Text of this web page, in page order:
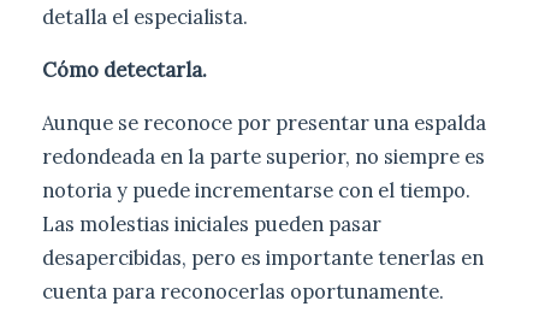
detalla el especialista.
Cómo detectarla.
Aunque se reconoce por presentar una espalda
redondeada en la parte superior, no siempre es
notoria y puede incrementarse con el tiempo.
Las molestias iniciales pueden pasar
desapercibidas, pero es importante tenerlas en
cuenta para reconocerlas oportunamente.